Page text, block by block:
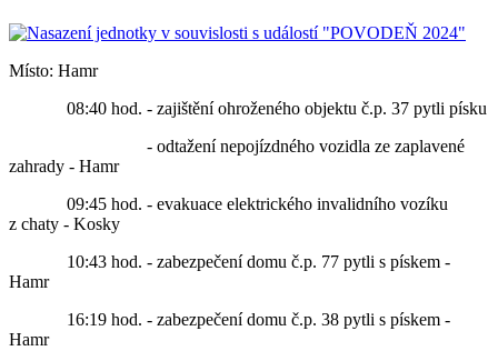
Místo: Hamr
08:40 hod. - zajištění ohroženého objektu č.p. 37 pytli písku
- odtažení nepojízdného vozidla ze zaplavené
zahrady - Hamr
09:45 hod. - evakuace elektrického invalidního vozíku
z chaty - Kosky
10:43 hod. - zabezpečení domu č.p. 77 pytli s pískem -
Hamr
16:19 hod. - zabezpečení domu č.p. 38 pytli s pískem -
Hamr